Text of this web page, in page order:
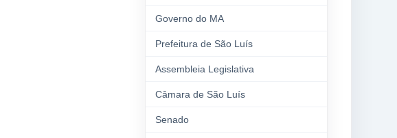
Governo do MA
Prefeitura de São Luís
Assembleia Legislativa
Câmara de São Luís
Senado